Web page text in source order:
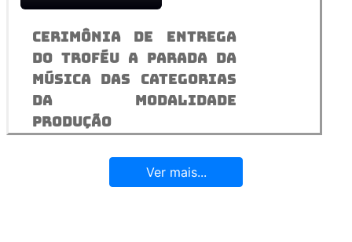
Cerimônia de entrega
do troféu A Parada da
Música das categorias
da modalidade
Produção
Ver mais...